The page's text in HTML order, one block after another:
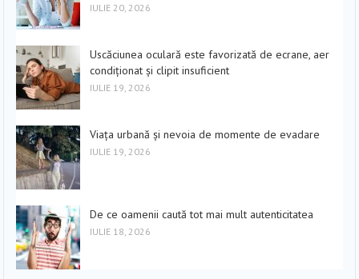
IULIE 20, 2026
Uscăciunea oculară este favorizată de ecrane, aer
condiționat și clipit insuficient
IULIE 19, 2026
Viața urbană și nevoia de momente de evadare
IULIE 19, 2026
De ce oamenii caută tot mai mult autenticitatea
IULIE 18, 2026